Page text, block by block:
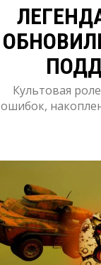
Культовая
ошибок,